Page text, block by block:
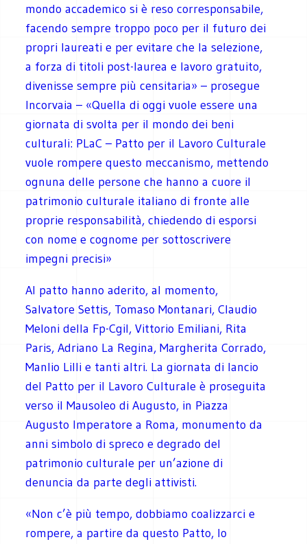
mondo accademico si è reso corresponsabile,
facendo sempre troppo poco per il futuro dei
propri laureati e per evitare che la selezione,
a forza di titoli post-laurea e lavoro gratuito,
divenisse sempre più censitaria» – prosegue
Incorvaia – «Quella di oggi vuole essere una
giornata di svolta per il mondo dei beni
culturali: PLaC – Patto per il Lavoro Culturale
vuole rompere questo meccanismo, mettendo
ognuna delle persone che hanno a cuore il
patrimonio culturale italiano di fronte alle
proprie responsabilità, chiedendo di esporsi
con nome e cognome per sottoscrivere
impegni precisi»
Al patto hanno aderito, al momento,
Salvatore Settis, Tomaso Montanari, Claudio
Meloni della Fp-Cgil, Vittorio Emiliani, Rita
Paris, Adriano La Regina, Margherita Corrado,
Manlio Lilli e tanti altri. La giornata di lancio
del Patto per il Lavoro Culturale è proseguita
verso il Mausoleo di Augusto, in Piazza
Augusto Imperatore a Roma, monumento da
anni simbolo di spreco e degrado del
patrimonio culturale per un’azione di
denuncia da parte degli attivisti.
«Non c’è più tempo, dobbiamo coalizzarci e
rompere, a partire da questo Patto, lo